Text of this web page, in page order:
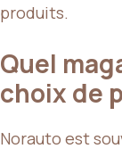
produits.
Quel
choix de
Norauto est